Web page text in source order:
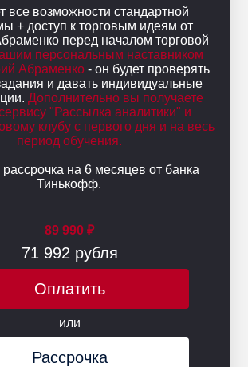
все возможности стандартной
+ доступ к торговым идеям от
перед началом торговой
персональным наставником
Абраменко- он будет проверять
и давать индивидуальные
Дополнительно вы получаете
"Рассылка аналитики" и
клубу с первого дня и на весь
период обучения.
на 6 месяцев от банка
Тинькофф.
89 990 ₽
71 992 рубля
или
Оплатить
Рассрочка